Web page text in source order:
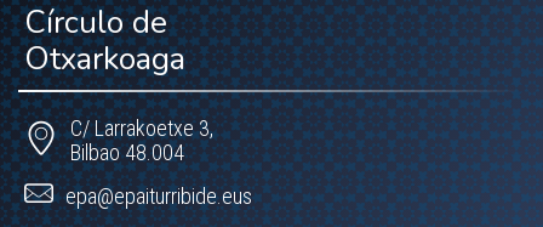
Círculo de
Otxarkoaga
C/ Larrakoetxe 3,
Bilbao 48.004
epa@epaiturribide.eus